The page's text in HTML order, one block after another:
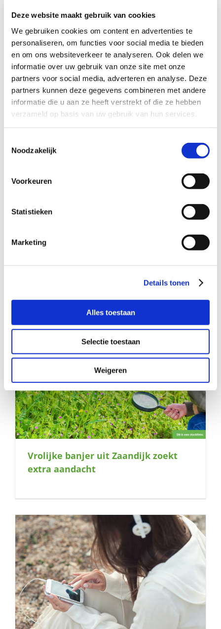
Deze website maakt gebruik van cookies
We gebruiken cookies om content en advertenties te
personaliseren, om functies voor social media te bieden
en om ons websiteverkeer te analyseren. Ook delen we
informatie over uw gebruik van onze site met onze
partners voor social media, adverteren en analyse. Deze
partners kunnen deze gegevens combineren met andere
informatie die u aan ze heeft verstrekt of die ze hebben
verzameld op basis van uw gebruik van hun services.
Noodzakelijk
Voorkeuren
Statistieken
Marketing
Details tonen
Alles toestaan
Selectie toestaan
Weigeren
Creatieve en gezellige broers zoeken
speelplek in Zaanstad
Zachtaardig bouwertje uit Zaandijk
zoekt warm gezin
Vrolijke banjer uit Zaandijk zoekt
extra aandacht